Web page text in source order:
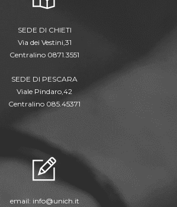
SEDE DI CHIETI
Via dei Vestini,31
Centralino 0871.3551
SEDE DI PESCARA
Viale Pindaro,42
Centralino 085.45371
email: info@unich.it